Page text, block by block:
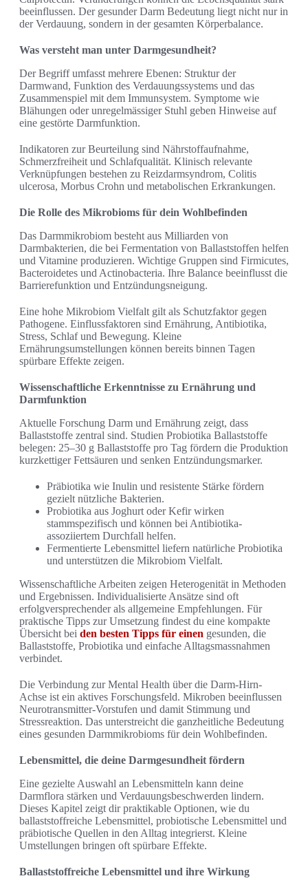
beeinflussen. Der gesunder Darm Bedeutung liegt nicht nur in
der Verdauung, sondern in der gesamten Körperbalance.
Was versteht man unter Darmgesundheit?
Der Begriff umfasst mehrere Ebenen: Struktur der
Darmwand, Funktion des Verdauungssystems und das
Zusammenspiel mit dem Immunsystem. Symptome wie
Blähungen oder unregelmässiger Stuhl geben Hinweise auf
eine gestörte Darmfunktion.
Indikatoren zur Beurteilung sind Nährstoffaufnahme,
Schmerzfreiheit und Schlafqualität. Klinisch relevante
Verknüpfungen bestehen zu Reizdarmsyndrom, Colitis
ulcerosa, Morbus Crohn und metabolischen Erkrankungen.
Die Rolle des Mikrobioms für dein Wohlbefinden
Das Darmmikrobiom besteht aus Milliarden von
Darmbakterien, die bei Fermentation von Ballaststoffen helfen
und Vitamine produzieren. Wichtige Gruppen sind Firmicutes,
Bacteroidetes und Actinobacteria. Ihre Balance beeinflusst die
Barrierefunktion und Entzündungsneigung.
Eine hohe Mikrobiom Vielfalt gilt als Schutzfaktor gegen
Pathogene. Einflussfaktoren sind Ernährung, Antibiotika,
Stress, Schlaf und Bewegung. Kleine
Ernährungsumstellungen können bereits binnen Tagen
spürbare Effekte zeigen.
Wissenschaftliche Erkenntnisse zu Ernährung und
Darmfunktion
Aktuelle Forschung Darm und Ernährung zeigt, dass
Ballaststoffe zentral sind. Studien Probiotika Ballaststoffe
belegen: 25–30 g Ballaststoffe pro Tag fördern die Produktion
kurzkettiger Fettsäuren und senken Entzündungsmarker.
Präbiotika wie Inulin und resistente Stärke fördern
gezielt nützliche Bakterien.
Probiotika aus Joghurt oder Kefir wirken
stammspezifisch und können bei Antibiotika-
assoziiertem Durchfall helfen.
Fermentierte Lebensmittel liefern natürliche Probiotika
und unterstützen die Mikrobiom Vielfalt.
Wissenschaftliche Arbeiten zeigen Heterogenität in Methoden
und Ergebnissen. Individualisierte Ansätze sind oft
erfolgversprechender als allgemeine Empfehlungen. Für
praktische Tipps zur Umsetzung findest du eine kompakte
Übersicht bei den besten Tipps für einen gesunden, die
Ballaststoffe, Probiotika und einfache Alltagsmassnahmen
verbindet.
Die Verbindung zur Mental Health über die Darm-Hirn-
Achse ist ein aktives Forschungsfeld. Mikroben beeinflussen
Neurotransmitter-Vorstufen und damit Stimmung und
Stressreaktion. Das unterstreicht die ganzheitliche Bedeutung
eines gesunden Darmmikrobioms für dein Wohlbefinden.
Lebensmittel, die deine Darmgesundheit fördern
Eine gezielte Auswahl an Lebensmitteln kann deine
Darmflora stärken und Verdauungsbeschwerden lindern.
Dieses Kapitel zeigt dir praktikable Optionen, wie du
ballaststoffreiche Lebensmittel, probiotische Lebensmittel und
präbiotische Quellen in den Alltag integrierst. Kleine
Umstellungen bringen oft spürbare Effekte.
Ballaststoffreiche Lebensmittel und ihre Wirkung